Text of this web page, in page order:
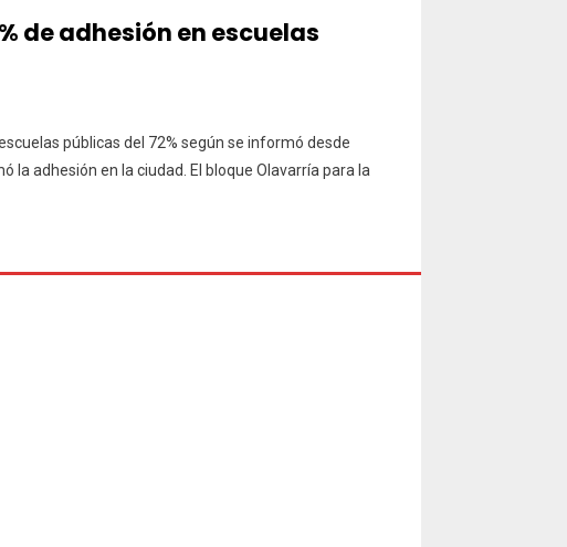
de adhesión en escuelas
públicas del 72% según se informó desde
la adhesión en la ciudad. El bloque Olavarría para la